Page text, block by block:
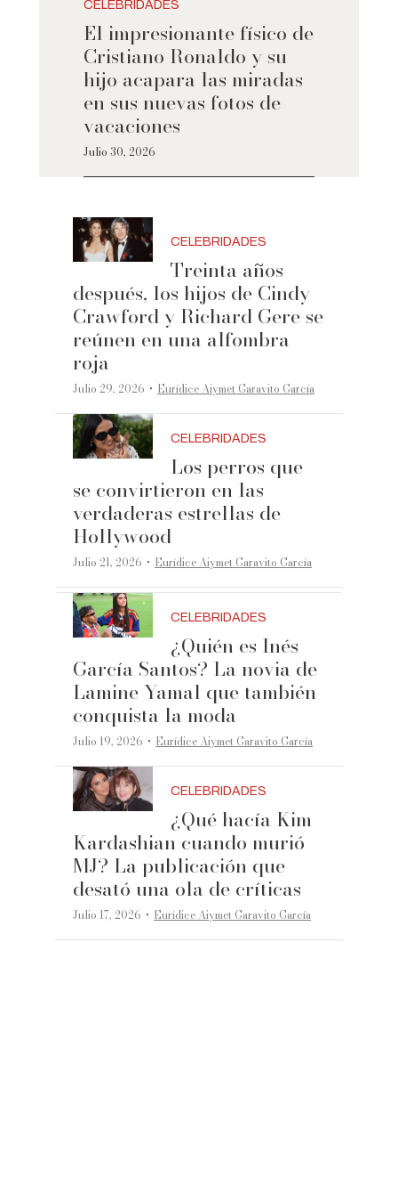
CELEBRIDADES
El impresionante físico de
Cristiano Ronaldo y su
hijo acapara las miradas
en sus nuevas fotos de
vacaciones
Julio 30, 2026
CELEBRIDADES
Treinta años
después, los hijos de Cindy
Crawford y Richard Gere se
reúnen en una alfombra
roja
Julio 29, 2026 ·Eurídice Aiymet Garavito García
CELEBRIDADES
Los perros que
se convirtieron en las
verdaderas estrellas de
Hollywood
Julio 21, 2026 ·Eurídice Aiymet Garavito García
CELEBRIDADES
¿Quién es Inés
García Santos? La novia de
Lamine Yamal que también
conquista la moda
Julio 19, 2026 ·Eurídice Aiymet Garavito García
CELEBRIDADES
¿Qué hacía Kim
Kardashian cuando murió
MJ? La publicación que
desató una ola de críticas
Julio 17, 2026 ·Eurídice Aiymet Garavito García